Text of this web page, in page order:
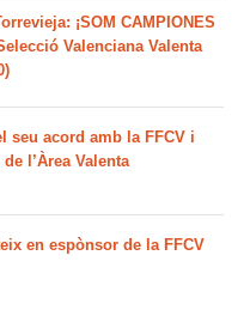
¡SOM CAMPIONES
Valenciana Valenta
seu acord amb la FFCV i
l’Àrea Valenta
en espònsor de la FFCV